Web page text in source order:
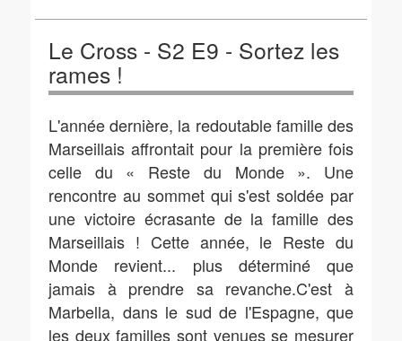
Le Cross - S2 E9 - Sortez les
rames !
L'année dernière, la redoutable famille des
Marseillais affrontait pour la première fois
celle du « Reste du Monde ». Une
rencontre au sommet qui s'est soldée par
une victoire écrasante de la famille des
Marseillais ! Cette année, le Reste du
Monde revient... plus déterminé que
jamais à prendre sa revanche.C'est à
Marbella, dans le sud de l'Espagne, que
les deux familles sont venues se mesurer